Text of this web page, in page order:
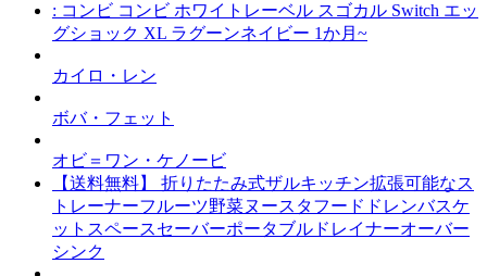
: コンビ コンビ ホワイトレーベル スゴカル Switch エッ
グショック XL ラグーンネイビー 1か月~
カイロ・レン
ボバ・フェット
オビ＝ワン・ケノービ
【送料無料】 折りたたみ式ザルキッチン拡張可能なス
トレーナーフルーツ野菜ヌースタフードドレンバスケ
ットスペースセーバーポータブルドレイナーオーバー
シンク